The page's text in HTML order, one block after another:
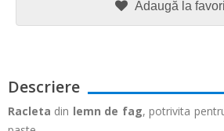
Adaugă la
Descriere
Racleta din lemn de fag, potrivita